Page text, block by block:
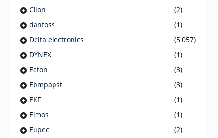
Clion
(2)
danfoss
(1)
Delta electronics
(5 057)
DYNEX
(1)
Eaton
(3)
Ebmpapst
(3)
EKF
(1)
Elmos
(1)
Eupec
(2)